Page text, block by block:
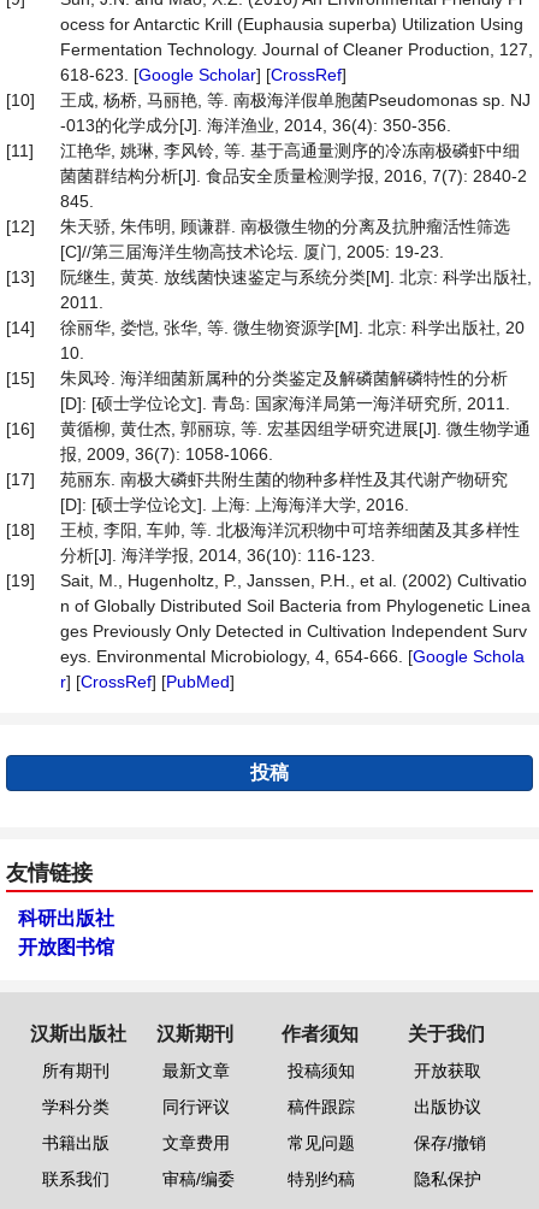
ocess for Antarctic Krill (Euphausia superba) Utilization Using
Fermentation Technology. Journal of Cleaner Production, 127,
618-623. [Google Scholar] [CrossRef]
[10]
王成, 杨桥, 马丽艳, 等. 南极海洋假单胞菌Pseudomonas sp. NJ
-013的化学成分[J]. 海洋渔业, 2014, 36(4): 350-356.
[11]
江艳华, 姚琳, 李风铃, 等. 基于高通量测序的冷冻南极磷虾中细
菌菌群结构分析[J]. 食品安全质量检测学报, 2016, 7(7): 2840-2
845.
[12]
朱天骄, 朱伟明, 顾谦群. 南极微生物的分离及抗肿瘤活性筛选
[C]//第三届海洋生物高技术论坛. 厦门, 2005: 19-23.
[13]
阮继生, 黄英. 放线菌快速鉴定与系统分类[M]. 北京: 科学出版社,
2011.
[14]
徐丽华, 娄恺, 张华, 等. 微生物资源学[M]. 北京: 科学出版社, 20
10.
[15]
朱凤玲. 海洋细菌新属种的分类鉴定及解磷菌解磷特性的分析
[D]: [硕士学位论文]. 青岛: 国家海洋局第一海洋研究所, 2011.
[16]
黄循柳, 黄仕杰, 郭丽琼, 等. 宏基因组学研究进展[J]. 微生物学通
报, 2009, 36(7): 1058-1066.
[17]
苑丽东. 南极大磷虾共附生菌的物种多样性及其代谢产物研究
[D]: [硕士学位论文]. 上海: 上海海洋大学, 2016.
[18]
王桢, 李阳, 车帅, 等. 北极海洋沉积物中可培养细菌及其多样性
分析[J]. 海洋学报, 2014, 36(10): 116-123.
[19]
Sait, M., Hugenholtz, P., Janssen, P.H., et al. (2002) Cultivatio
n of Globally Distributed Soil Bacteria from Phylogenetic Linea
ges Previously Only Detected in Cultivation Independent Surv
eys. Environmental Microbiology, 4, 654-666. [Google Schola
r] [CrossRef] [PubMed]
投稿
友情链接
科研出版社
开放图书馆
汉斯出版社
所有期刊
学科分类
书籍出版
联系我们
汉斯期刊
最新文章
同行评议
文章费用
审稿/编委
作者须知
投稿须知
稿件跟踪
常见问题
特别约稿
关于我们
开放获取
出版协议
保存/撤销
隐私保护